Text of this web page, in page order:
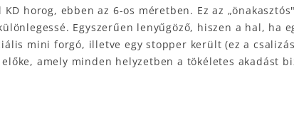
horog, ebben az 6-os méretben. Ez az
Egyszerűen lenyűgöző, hiszen a hal,
mini forgó, illetve egy stopper került (ez a
amely minden helyzetben a tökéletes akadást